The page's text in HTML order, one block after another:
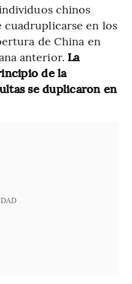
chinos
cuadruplicarse en los
de China en
anterior. La
de la
se duplicaron en